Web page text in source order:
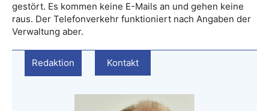
gestört. Es kommen keine E-Mails an und gehen keine
raus. Der Telefonverkehr funktioniert nach Angaben der
Verwaltung aber.
Redaktion Kontakt